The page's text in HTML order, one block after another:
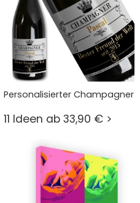
Personalisierter Champagner
11 Ideen ab 33,90 € >